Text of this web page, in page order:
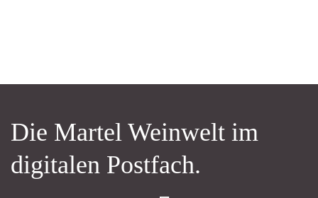
Die Martel Weinwelt im
digitalen Postfach.